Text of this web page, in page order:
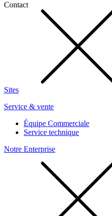
Contact
Sites
Service & vente
Équipe Commerciale
Service technique
Notre Enterprise